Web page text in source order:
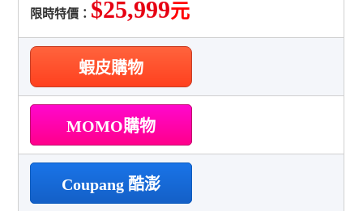
限時特價： $25,999元
蝦皮購物
MOMO購物
Coupang 酷澎